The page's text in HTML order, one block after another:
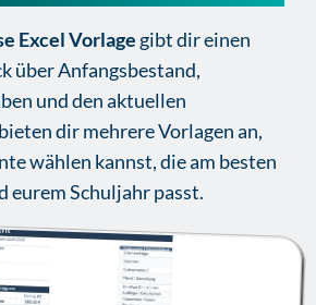
Excel Vorlage gibt dir einen
über Anfangsbestand,
und den aktuellen
dir mehrere Vorlagen an,
wählen kannst, die am besten
eurem Schuljahr passt.